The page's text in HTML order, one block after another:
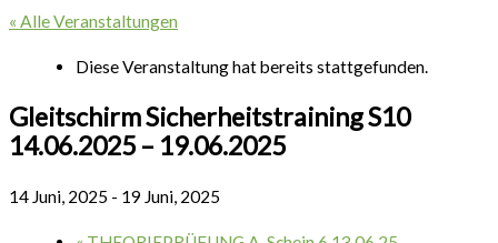
« Alle Veranstaltungen
Diese Veranstaltung hat bereits stattgefunden.
Gleitschirm Sicherheitstraining S10
14.06.2025 – 19.06.2025
14 Juni, 2025 - 19 Juni, 2025